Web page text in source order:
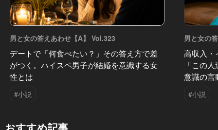
男と女の答えあわせ【A】 Vol.323
デートで「何食べたい？」その答え方で差
がつく。ハイスペ男子が結婚を意識する女
性とは
#小説
男と女の
高収入
「この
意識の言
#小説